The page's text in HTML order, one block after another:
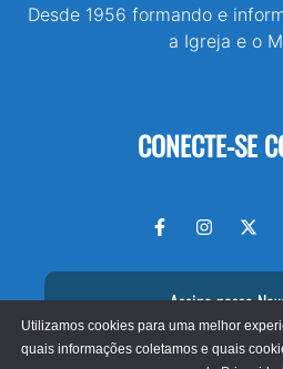
Desde 1956 formando e
a Igreja e o
CONECTE-SE
Assine nossa
Utilizamos cookies para uma melhor
quais informações coletamos e quais